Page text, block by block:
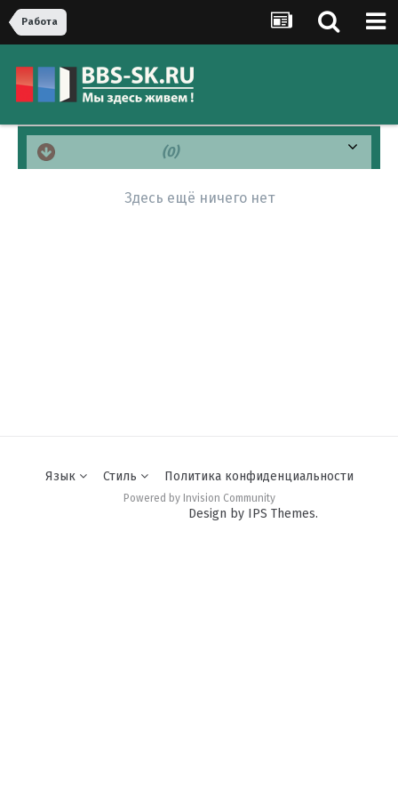
Рaбoта
(0)
Здесь ещё ничего нет
Язык Стиль Политика конфиденциальности
Powered by Invision Community
Design by IPS Themes.